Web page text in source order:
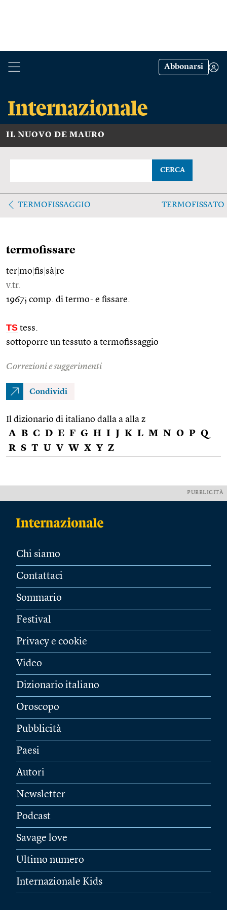
Abbonarsi
IL NUOVO DE MAURO
CERCA
TERMOFISSAGGIO TERMOFISSATO
termofissare
ter mo fis sà re
v.tr.
1967; comp. di termo- e fissare.
TS tess.
sottoporre un tessuto a termofissaggio
Correzioni e suggerimenti
Condividi
Il dizionario di italiano dalla a alla z
A B C D E F G H I J K L M N O P Q
R S T U V W X Y Z
PUBBLICITÀ
Chi siamo
Contattaci
Sommario
Festival
Privacy e cookie
Video
Dizionario italiano
Oroscopo
Pubblicità
Paesi
Autori
Newsletter
Podcast
Savage love
Ultimo numero
Internazionale Kids